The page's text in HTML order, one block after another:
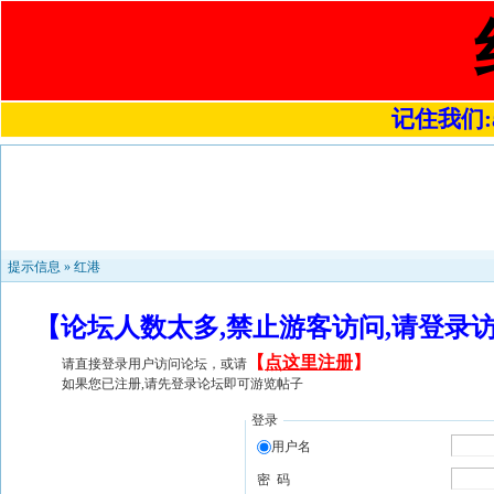
记住我们
提示信息 » 红港
【论坛人数太多,禁止游客访问,请登
请直接登录用户访问论坛，或请 【 点这里注册】
如果您已注册,请先登录论坛即可游览帖子
登录
用户名
密 码